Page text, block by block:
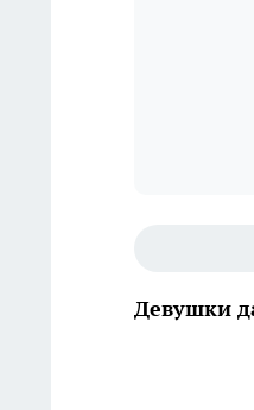
Девушки